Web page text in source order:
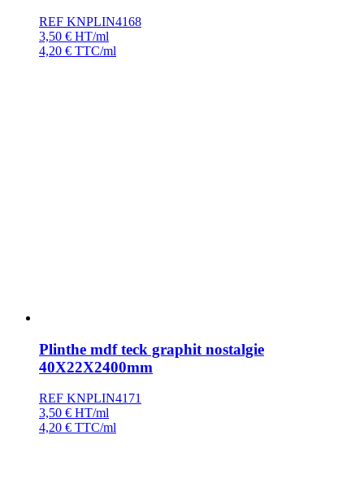
REF KNPLIN4168
3,50 € HT/ml
4,20 € TTC/ml
Plinthe mdf teck graphit nostalgie
40X22X2400mm
REF KNPLIN4171
3,50 € HT/ml
4,20 € TTC/ml